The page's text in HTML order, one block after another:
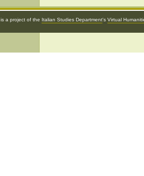
is a project of the Italian Studies Department's Virtual